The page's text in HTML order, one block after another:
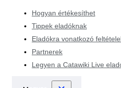
Hogyan értékesíthet
Tippek eladóknak
Eladókra vonatkozó
Partnerek
Legyen a Catawiki Live